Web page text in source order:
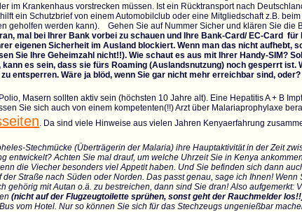
im Krankenhaus vorstrecken müssen. Ist ein Rücktransport nach
ein Schutzbrief von einem Automobilclub oder eine Mitgliedschaft z.B.
geholfen werden kann). Gehen Sie auf Nummer Sicher und klären Sie die
mal bei Ihrer Bank vorbei zu schauen und Ihre Bank-Card/ EC-Card
eigenen Sicherheit im Ausland blockiert. Wenn man das nicht aufhebt,
Sie Ihre Geheimzahl nicht!!). Wie schaut es aus mit Ihrer Handy-SIM?
es sein, dass sie fürs Roaming (Auslandsnutzung) noch gesperrt ist.
entsperren. Wäre ja blöd, wenn Sie gar nicht mehr erreichbar sind, oder?
Masern sollten aktiv sein (höchsten 10 Jahre alt). Eine Hepatitis A + B
Sie sich auch von einem kompetenten(!!) Arzt über Malariaprophylaxe
. Da sind viele Hinweise aus vielen Jahren Kenyaerfahrung
Stechmücke (Überträgerin der Malaria) ihre Hauptaktivität in der Zeit
entwickelt? Achten Sie mal drauf, um welche Uhrzeit Sie in Kenya
die Viecher besonders viel Appetit haben. Und Sie befinden sich dann
Straße nach Süden oder Norden. Das passt genau, sage ich Ihnen! Wenn
gehörig mit Autan o.ä. zu bestreichen, dann sind Sie dran! Also aufgemerkt:
(nicht auf der Flugzeugtoilette sprühen, sonst geht der Rauchmelder
vom Hotel. Nur so können Sie sich für das Stechzeugs ungenießbar